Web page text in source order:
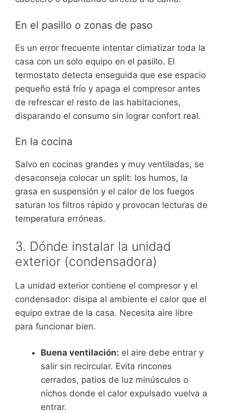
En el pasillo o zonas de paso
Es un error frecuente intentar climatizar toda la
casa con un solo equipo en el pasillo. El
termostato detecta enseguida que ese espacio
pequeño está frío y apaga el compresor antes
de refrescar el resto de las habitaciones,
disparando el consumo sin lograr confort real.
En la cocina
Salvo en cocinas grandes y muy ventiladas, se
desaconseja colocar un split: los humos, la
grasa en suspensión y el calor de los fuegos
saturan los filtros rápido y provocan lecturas de
temperatura erróneas.
3. Dónde instalar la unidad
exterior (condensadora)
La unidad exterior contiene el compresor y el
condensador: disipa al ambiente el calor que el
equipo extrae de la casa. Necesita aire libre
para funcionar bien.
Buena ventilación: el aire debe entrar y
salir sin recircular. Evita rincones
cerrados, patios de luz minúsculos o
nichos donde el calor expulsado vuelva a
entrar.